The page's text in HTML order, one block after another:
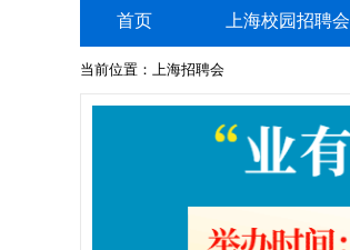
上海校园招聘会
首页 上海校园招聘会
当前位置： 上海招聘会